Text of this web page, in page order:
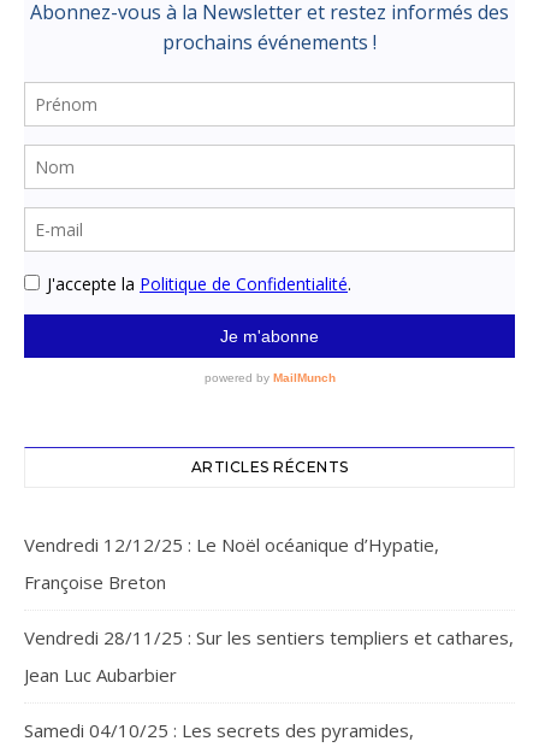
ARTICLES RÉCENTS
Vendredi 12/12/25 : Le Noël océanique d’Hypatie,
Françoise Breton
Vendredi 28/11/25 : Sur les sentiers templiers et cathares,
Jean Luc Aubarbier
Samedi 04/10/25 : Les secrets des pyramides,